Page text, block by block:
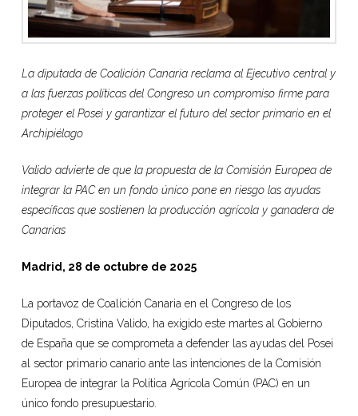
La diputada de Coalición Canaria reclama al Ejecutivo central y
a las fuerzas políticas del Congreso un compromiso firme para
proteger el Posei y garantizar el futuro del sector primario en el
Archipiélago
Valido advierte de que la propuesta de la Comisión Europea de
integrar la PAC en un fondo único pone en riesgo las ayudas
específicas que sostienen la producción agrícola y ganadera de
Canarias
Madrid, 28 de octubre de 2025
La portavoz de Coalición Canaria en el Congreso de los
Diputados, Cristina Valido, ha exigido este martes al Gobierno
de España que se comprometa a defender las ayudas del Posei
al sector primario canario ante las intenciones de la Comisión
Europea de integrar la Política Agrícola Común (PAC) en un
único fondo presupuestario.